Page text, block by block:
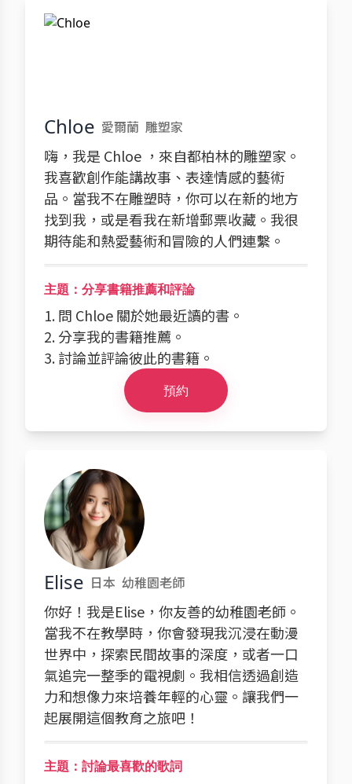
Chloe 愛爾蘭 雕塑家
嗨，我是 Chloe ，來自都柏林的雕塑家。
我喜歡創作能講故事、表達情感的藝術
品。當我不在雕塑時，你可以在新的地方
找到我，或是看我在新增郵票收藏。我很
期待能和熱愛藝術和冒險的人們連繫。
主題：分享書籍推薦和評論
1. 問 Chloe 關於她最近讀的書。
2. 分享我的書籍推薦。
3. 討論並評論彼此的書籍。
預約
Elise 日本 幼稚園老師
你好！我是Elise，你友善的幼稚園老師。
當我不在教學時，你會發現我沉浸在動漫
世界中，探索民間故事的深度，或者一口
氣追完一整季的電視劇。我相信透過創造
力和想像力來培養年輕的心靈。讓我們一
起展開這個教育之旅吧！
主題：討論最喜歡的歌詞